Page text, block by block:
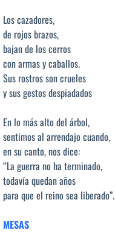
Los cazadores,
de rojos brazos,
bajan de los cerros
con armas y caballos.
Sus rostros son crueles
y sus gestos despiadados
En lo más alto del árbol,
sentimos al arrendajo cuando,
en su canto, nos dice:
“La guerra no ha terminado,
todavía quedan años
para que el reino sea liberado”.
MESAS